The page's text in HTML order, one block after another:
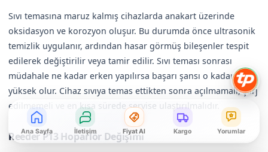
Sıvı temasına maruz kalmış cihazlarda anakart üzerinde
oksidasyon ve korozyon oluşur. Bu durumda önce ultrasonik
temizlik uygulanır, ardından hasar görmüş bileşenler tespit
edilerek değiştirilir veya tamir edilir. Sıvı teması sonrası
müdahale ne kadar erken yapılırsa başarı şansı o kadar
yüksek olur. Cihaz sıvıya temas ettikten sonra açılmamalı, şarj
edilmemeli ve en kısa sürede servise ulaştırılmalıdır.
Reeder P13 Hoparlör Değişimi
Ana Sayfa İletişim Fiyat Al Kargo Yorumlar